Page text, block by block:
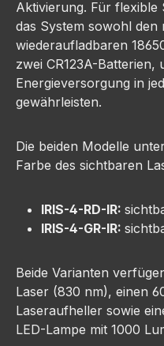
Aktivierung. Für
das System sowohl den
wiederaufladbaren
zwei CR123A-Batterien,
Energieversorgung in
gewährleisten.
Die beiden Modelle
Farbe des sichtbaren
IRIS-4-RD-IR:
IRIS-4-GR-IR:
Beide Varianten
Laser (830 nm), einen
Laseraufheller sowie
LED-Lampe mit 1000